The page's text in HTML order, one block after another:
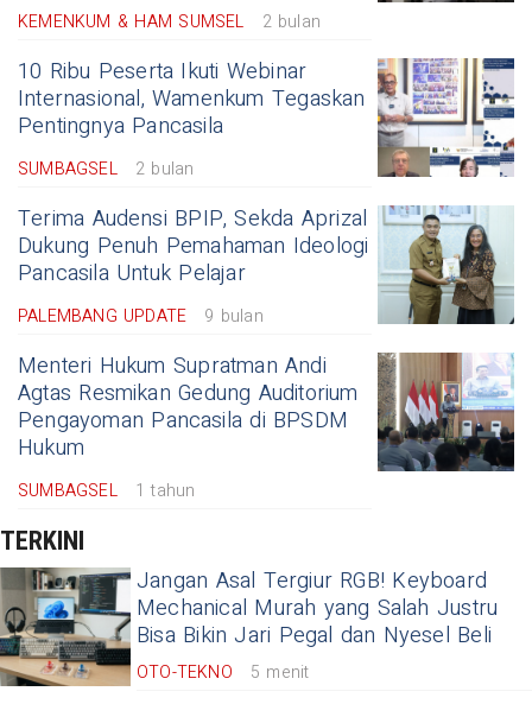
KEMENKUM & HAM SUMSEL 2 bulan
10 Ribu Peserta Ikuti Webinar
Internasional, Wamenkum Tegaskan
Pentingnya Pancasila
SUMBAGSEL 2 bulan
Terima Audensi BPIP, Sekda Aprizal
Dukung Penuh Pemahaman Ideologi
Pancasila Untuk Pelajar
PALEMBANG UPDATE 9 bulan
Menteri Hukum Supratman Andi
Agtas Resmikan Gedung Auditorium
Pengayoman Pancasila di BPSDM
Hukum
SUMBAGSEL 1 tahun
TERKINI
Jangan Asal Tergiur RGB! Keyboard
Mechanical Murah yang Salah Justru
Bisa Bikin Jari Pegal dan Nyesel Beli
OTO-TEKNO 5 menit